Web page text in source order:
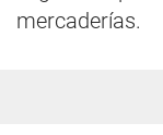
mercaderías.